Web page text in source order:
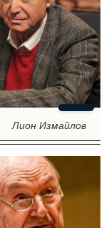
Лион Измайлов